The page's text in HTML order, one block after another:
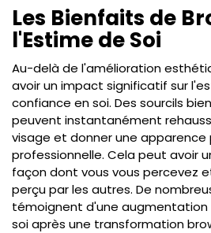
Les Bienfaits de
l'Estime de Soi
Au-delà de l'amélioration
avoir un impact significatif sur
confiance en soi. Des sourcils
peuvent instantanément
visage et donner une apparence
professionnelle. Cela peut avoir
façon dont vous vous percevez
perçu par les autres. De
témoignent d'une augmentation
soi après une transformation